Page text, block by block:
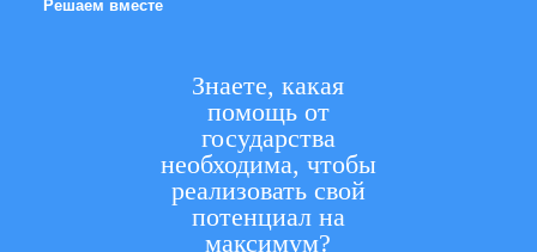
Решаем вместе
Знаете, какая
помощь от
государства
необходима, чтобы
реализовать свой
потенциал на
максимум?